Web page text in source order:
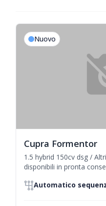
Nuovo
Cupra Formentor
1.5 hybrid 150cv dsg /
disponibili in pronta
Automatico